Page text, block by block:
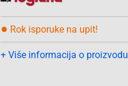
● Rok isporuke na upit!
+ Više informacija o proizvodu